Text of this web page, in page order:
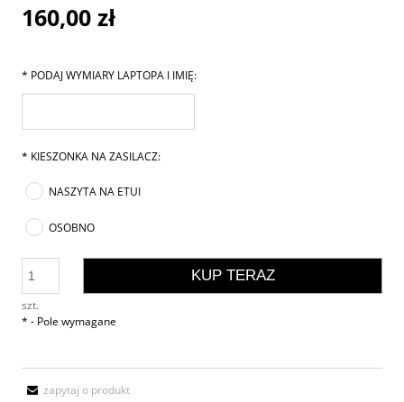
160,00 zł
* PODAJ WYMIARY LAPTOPA I IMIĘ:
* KIESZONKA NA ZASILACZ:
NASZYTA NA ETUI
OSOBNO
szt.
KUP TERAZ
* - Pole wymagane
zapytaj o produkt